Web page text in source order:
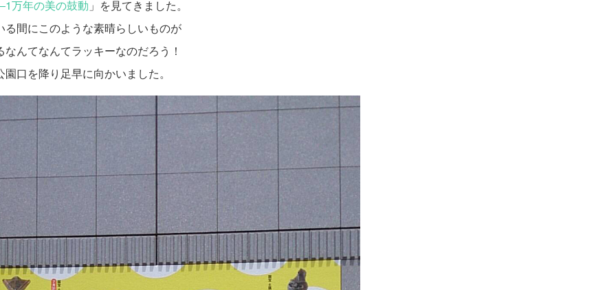
万年の美の鼓動 」を見てきました。
る間にこのような素晴らしいものが
なんてなんてラッキーなのだろう！
園口を降り足早に向かいました。